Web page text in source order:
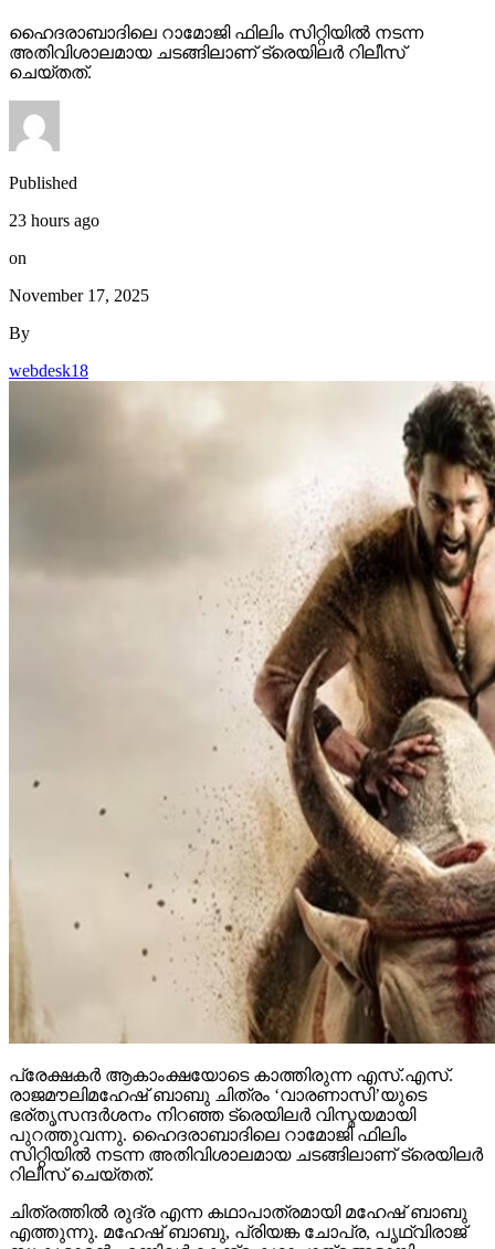
ഹൈദരാബാദിലെ റാമോജി ഫിലിം സിറ്റിയില്‍ നടന്ന
അതിവിശാലമായ ചടങ്ങിലാണ് ട്രെയിലര്‍ റിലീസ്
ചെയ്തത്.
Published
23 hours ago
on
November 17, 2025
By
webdesk18
പ്രേക്ഷകര്‍ ആകാംക്ഷയോടെ കാത്തിരുന്ന എസ്.എസ്.
രാജമൗലിമഹേഷ് ബാബു ചിത്രം ‘വാരണാസി’യുടെ
ഭര്തൃസന്ദര്‍ശനം നിറഞ്ഞ ട്രെയിലര്‍ വിസ്മയമായി
പുറത്തുവന്നു. ഹൈദരാബാദിലെ റാമോജി ഫിലിം
സിറ്റിയില്‍ നടന്ന അതിവിശാലമായ ചടങ്ങിലാണ് ട്രെയിലര്‍
റിലീസ് ചെയ്തത്.
ചിത്രത്തില്‍ രുദ്ര എന്ന കഥാപാത്രമായി മഹേഷ് ബാബു
എത്തുന്നു. മഹേഷ് ബാബു, പ്രിയങ്ക ചോപ്ര, പൃഥ്വിരാജ്